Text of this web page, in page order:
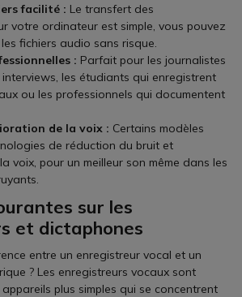
facilité : Le transfert des
votre ordinateur est simple, vous pouvez
fichiers audio sans risque.
: Parfait pour les journalistes
les étudiants qui enregistrent
ou les professionnels qui documentent
de la voix : Certains modèles
de réduction du bruit et
voix, pour un meilleur son même dans les
sur les
et dictaphones
entre un enregistreur vocal et un
? Les enregistreurs vocaux sont
plus simples qui se concentrent